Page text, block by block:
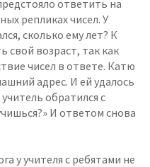
ответить на
репликах чисел. У
сколько ему лет? К
свой возраст, так как
чисел в ответе. Катю
адрес. И ей удалось
обратился с
И ответом снова
у учителя с ребятами не